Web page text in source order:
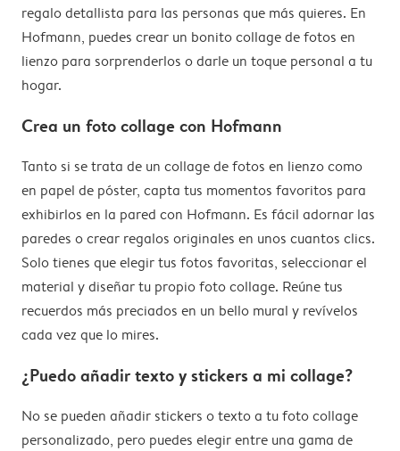
regalo detallista para las personas que más quieres. En
Hofmann, puedes crear un bonito collage de fotos en
lienzo para sorprenderlos o darle un toque personal a tu
hogar.
Crea un foto collage con Hofmann
Tanto si se trata de un collage de fotos en lienzo como
en papel de póster, capta tus momentos favoritos para
exhibirlos en la pared con Hofmann. Es fácil adornar las
paredes o crear regalos originales en unos cuantos clics.
Solo tienes que elegir tus fotos favoritas, seleccionar el
material y diseñar tu propio foto collage. Reúne tus
recuerdos más preciados en un bello mural y revívelos
cada vez que lo mires.
¿Puedo añadir texto y stickers a mi collage?
No se pueden añadir stickers o texto a tu foto collage
personalizado, pero puedes elegir entre una gama de